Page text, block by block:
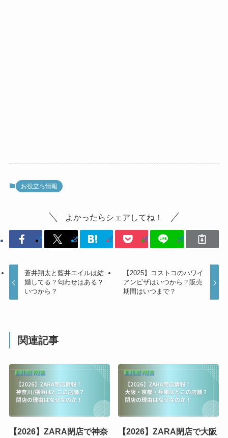
お役立ち情報
よかったらシェアしてね！
蒼井翔太と藍井エイルは結
婚してる？匂わせはある？
いつから？
【2025】コストコのハワイ
アンピザはいつから？販売
期間はいつまで？
関連記事
【2026】ZARA閉店で神奈
【2026】ZARA閉店で大阪